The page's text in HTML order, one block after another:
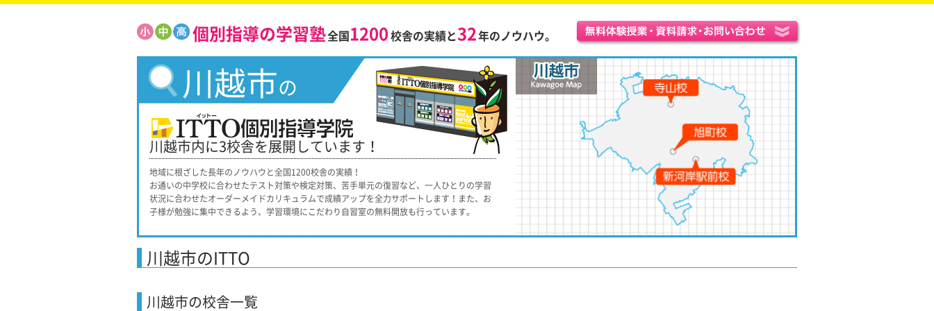
個別指導の学習塾全国1200校舎の実績と32年のノウハウ。
川越市の
川越市内に3校舎を展開しています！
地域に根ざした長年のノウハウと全国1200校舎の実績！
お通いの中学校に合わせたテスト対策や検定対策、苦手単元の復習など、一人ひとりの学習
状況に合わせたオーダーメイドカリキュラムで成績アップを全力サポートします！また、お
子様が勉強に集中できるよう、学習環境にこだわり自習室の無料開放も行っています。
川越市のITTO
川越市の校舎一覧